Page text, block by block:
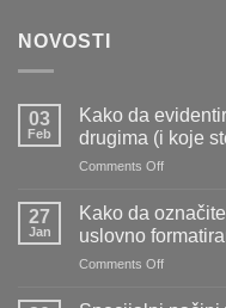
NOVOSTI
03
Feb
Kako da
drugima (i koje
Comments Offon
evidentirate
stvari
koje
27
Jan
Kako da
uslovno
Comments Offon